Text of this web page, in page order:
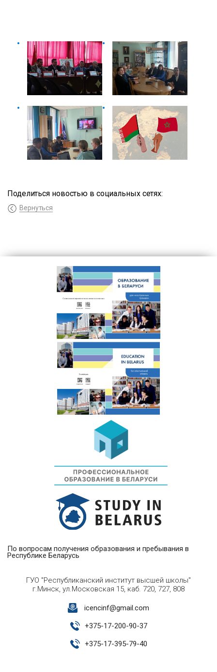
Поделиться новостью в социальных сетях:
Вернуться
По вопросам получения образования и пребывания в
Республике Беларусь
ГУО "Республиканский институт высшей школы"
г.Минск, ул.Московская 15, каб. 720, 727, 808
icencinf@gmail.com
+375-17-200-90-37
+375-17-395-79-40